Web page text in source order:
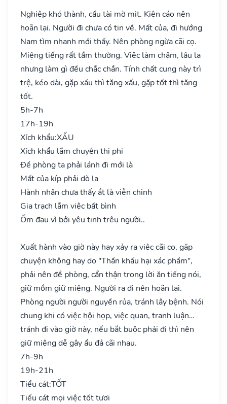
Nghiệp khó thành, cầu tài mờ mịt. Kiện cáo nên
hoãn lại. Người đi chưa có tin về. Mất của, đi hướng
Nam tìm nhanh mới thấy. Nên phòng ngừa cãi cọ.
Miệng tiếng rất tầm thường. Việc làm chậm, lâu la
nhưng làm gì đều chắc chắn. Tính chất cung này trì
trệ, kéo dài, gặp xấu thì tăng xấu, gặp tốt thì tăng
tốt.
5h-7h
17h-19h
Xích khẩu:XẤU
Xích khẩu lắm chuyên thị phi
Đề phòng ta phải lánh đi mới là
Mất của kíp phải dò la
Hành nhân chưa thấy ắt là viễn chinh
Gia trạch lắm việc bất bình
Ốm đau vì bởi yêu tinh trêu người..
Xuất hành vào giờ này hay xảy ra việc cãi cọ, gặp
chuyện không hay do "Thần khẩu hại xác phầm",
phải nên đề phòng, cẩn thận trong lời ăn tiếng nói,
giữ mồm giữ miệng. Người ra đi nên hoãn lại.
Phòng người người nguyền rủa, tránh lây bệnh. Nói
chung khi có việc hội họp, việc quan, tranh luận…
tránh đi vào giờ này, nếu bắt buộc phải đi thì nên
giữ miệng dễ gây ẩu đả cãi nhau.
7h-9h
19h-21h
Tiểu cát:TỐT
Tiểu cát mọi việc tốt tươi